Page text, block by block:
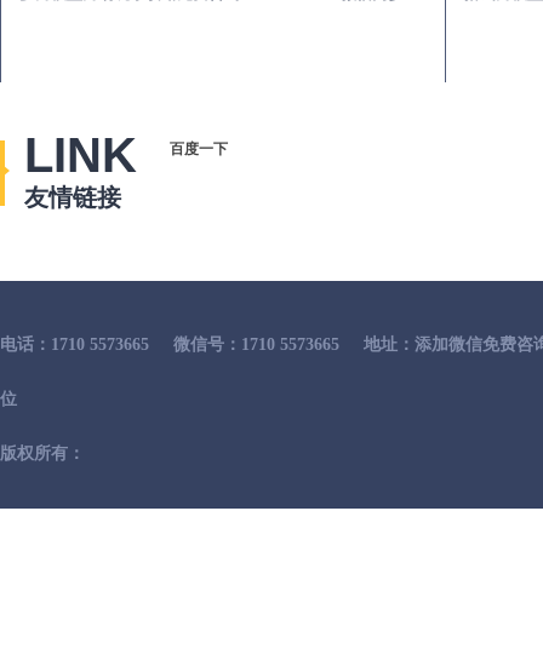
LINK
友情链接
百度一下
电话：1710 5573665 微信号：1710 5573665 地址：添加微信免费咨
位
版权所有：